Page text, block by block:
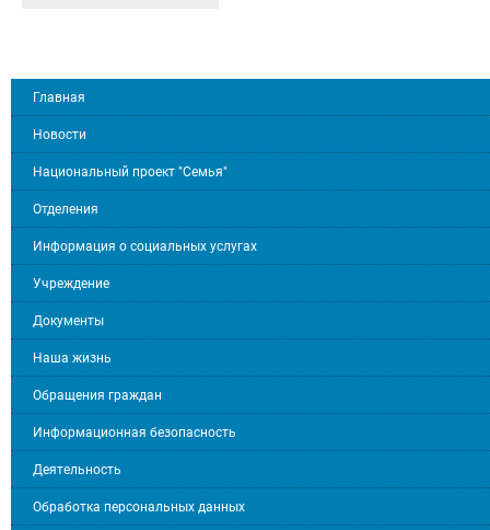
Главная
Новости
Национальный проект "Семья"
Отделения
Информация о социальных услугах
Учреждение
Документы
Наша жизнь
Обращения граждан
Информационная безопасность
Деятельность
Обработка персональных данных